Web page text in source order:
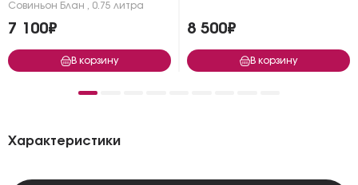
Совиньон Блан
0.75 литра
7 100₽
В корзину
8 500₽
В корзину
Характеристики